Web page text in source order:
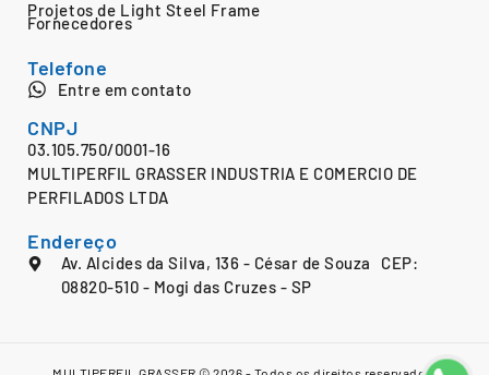
Projetos de Light Steel Frame
Fornecedores
Telefone
Entre em contato
CNPJ
03.105.750/0001-16
MULTIPERFIL GRASSER INDUSTRIA E COMERCIO DE
PERFILADOS LTDA
Endereço
Av. Alcides da Silva, 136 - César de Souza CEP:
08820-510 - Mogi das Cruzes - SP